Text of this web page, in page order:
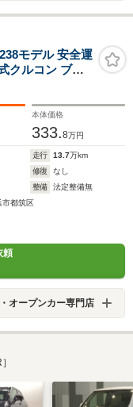
モデル 安全運
クルコン ブル
音楽サ
備点検記録簿
本体価格
333.8万円
走行 13.7万km
修復
なし
整備
法定整備無
市都筑区
頼
オープンカー専門店